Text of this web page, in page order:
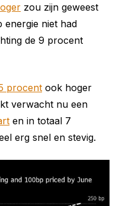
zou zijn geweest
energie niet had
de 9 procent
procent ook hoger
verwacht nu een
en in totaal 7
erg snel en stevig.